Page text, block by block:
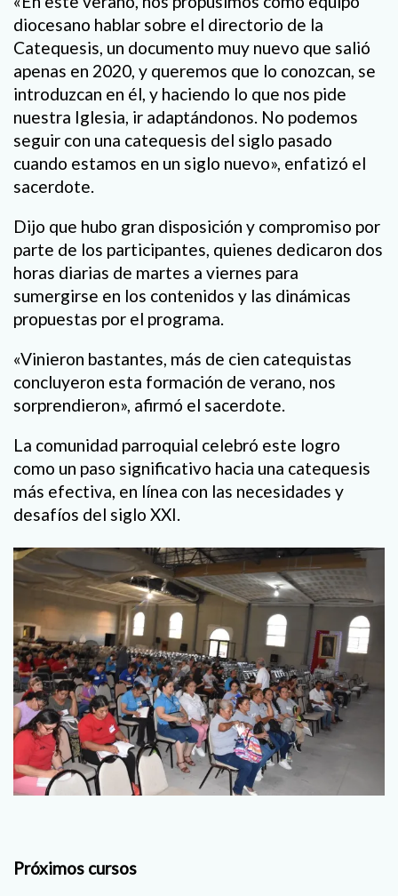
diocesano hablar sobre el directorio de la
Catequesis, un documento muy nuevo que salió
apenas en 2020, y queremos que lo conozcan, se
introduzcan en él, y haciendo lo que nos pide
nuestra Iglesia, ir adaptándonos. No podemos
seguir con una catequesis del siglo pasado
cuando estamos en un siglo nuevo», enfatizó el
sacerdote.
Dijo que hubo gran disposición y compromiso por
parte de los participantes, quienes dedicaron dos
horas diarias de martes a viernes para
sumergirse en los contenidos y las dinámicas
propuestas por el programa.
«Vinieron bastantes, más de cien catequistas
concluyeron esta formación de verano, nos
sorprendieron», afirmó el sacerdote.
La comunidad parroquial celebró este logro
como un paso significativo hacia una catequesis
más efectiva, en línea con las necesidades y
desafíos del siglo XXI.
Próximos cursos